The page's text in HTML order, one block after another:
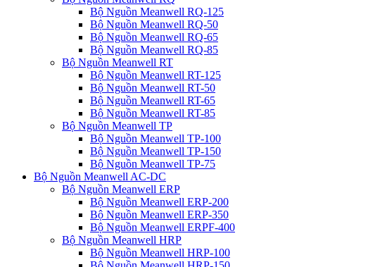
Bộ Nguồn Meanwell RQ-125
Bộ Nguồn Meanwell RQ-50
Bộ Nguồn Meanwell RQ-65
Bộ Nguồn Meanwell RQ-85
Bộ Nguồn Meanwell RT
Bộ Nguồn Meanwell RT-125
Bộ Nguồn Meanwell RT-50
Bộ Nguồn Meanwell RT-65
Bộ Nguồn Meanwell RT-85
Bộ Nguồn Meanwell TP
Bộ Nguồn Meanwell TP-100
Bộ Nguồn Meanwell TP-150
Bộ Nguồn Meanwell TP-75
Bộ Nguồn Meanwell AC-DC
Bộ Nguồn Meanwell ERP
Bộ Nguồn Meanwell ERP-200
Bộ Nguồn Meanwell ERP-350
Bộ Nguồn Meanwell ERPF-400
Bộ Nguồn Meanwell HRP
Bộ Nguồn Meanwell HRP-100